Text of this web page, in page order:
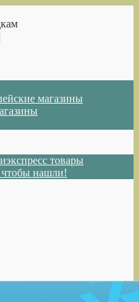
магазины
товары
нашли!